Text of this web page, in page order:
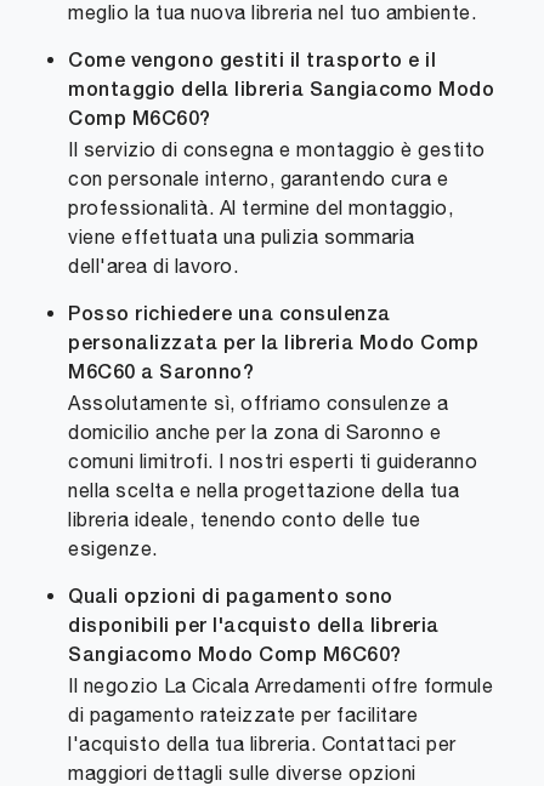
meglio la tua nuova libreria nel tuo ambiente.
Come vengono gestiti il trasporto e il
montaggio della libreria Sangiacomo Modo
Comp M6C60?
Il servizio di consegna e montaggio è gestito
con personale interno, garantendo cura e
professionalità. Al termine del montaggio,
viene effettuata una pulizia sommaria
dell'area di lavoro.
Posso richiedere una consulenza
personalizzata per la libreria Modo Comp
M6C60 a Saronno?
Assolutamente sì, offriamo consulenze a
domicilio anche per la zona di Saronno e
comuni limitrofi. I nostri esperti ti guideranno
nella scelta e nella progettazione della tua
libreria ideale, tenendo conto delle tue
esigenze.
Quali opzioni di pagamento sono
disponibili per l'acquisto della libreria
Sangiacomo Modo Comp M6C60?
Il negozio La Cicala Arredamenti offre formule
di pagamento rateizzate per facilitare
l'acquisto della tua libreria. Contattaci per
maggiori dettagli sulle diverse opzioni